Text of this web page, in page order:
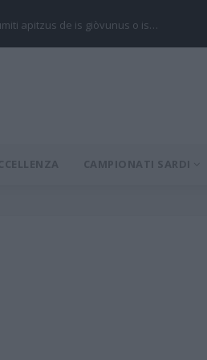
apitzus de is giòvunus o is…
CAMPIONATI SARDI